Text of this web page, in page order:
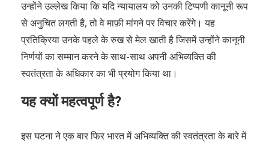
उन्होंने उल्लेख किया कि यदि न्यायालय को उनकी टिप्पणी कानूनी रूप
से अनुचित लगती है, तो वे माफ़ी मांगने पर विचार करेंगे। यह
प्रतिक्रिया उनके पहले के रुख से मेल खाती है जिसमें उन्होंने कानूनी
निर्णयों का सम्मान करने के साथ-साथ अपनी अभिव्यक्ति की
स्वतंत्रता के अधिकार का भी प्रयोग किया था।
यह क्यों महत्वपूर्ण है?
इस घटना ने एक बार फिर भारत में अभिव्यक्ति की स्वतंत्रता के बारे में